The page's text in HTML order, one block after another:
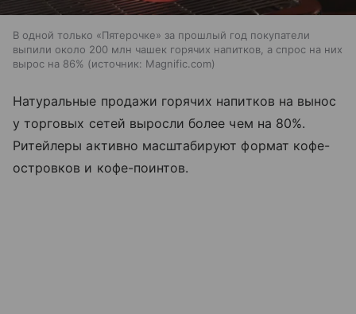
В одной только «Пятерочке» за прошлый год покупатели
выпили около 200 млн чашек горячих напитков, а спрос на них
вырос на 86%
источник: Magnific.com
Натуральные продажи горячих напитков на вынос
у торговых сетей выросли более чем на 80%.
Ритейлеры активно масштабируют формат кофе-
островков и кофе-поинтов.